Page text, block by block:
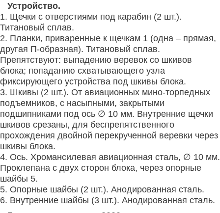
Устройство.
1. Щечки с отверстиями под карабин (2 шт.).
Титановый сплав.
2. Планки, приваренные к щечкам 1 (одна – прямая,
другая П-образная). Титановый сплав.
Препятствуют: выпадению веревок со шкивов
блока; попаданию схватывающего узла
фиксирующего устройства под шкивы блока.
3. Шкивы (2 шт.). От авиационных мино-торпедных
подъемников, с насыпными, закрытыми
подшипниками под ось ∅ 10 мм. Внутренние щечки
шкивов срезаны, для беспрепятственного
прохождения двойной перекрученной веревки через
шкивы блока.
4. Ось. Хромансилевая авиационная сталь, ∅ 10 мм.
Проклепана с двух сторон блока, через опорные
шайбы 5.
5. Опорные шайбы (2 шт.). Анодированная сталь.
6. Внутренние шайбы (3 шт.). Анодированная сталь.